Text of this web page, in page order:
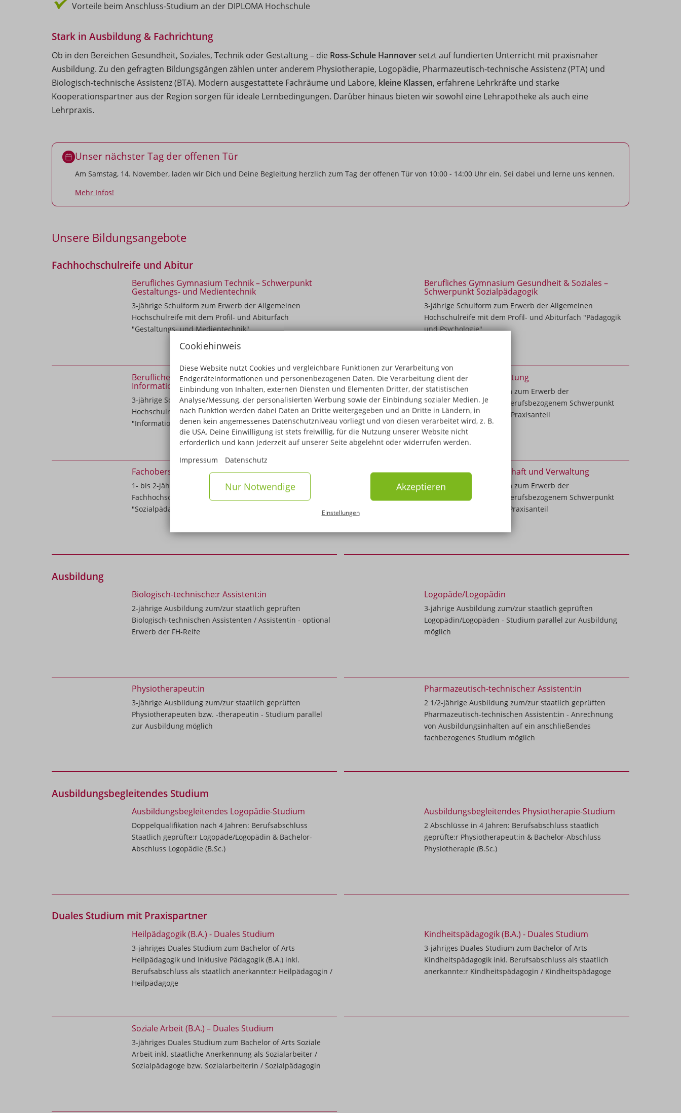
Cookiehinweis
Diese Website nutzt Cookies und vergleichbare Funktionen zur Verarbeitung von
Endgeräteinformationen und personenbezogenen Daten. Die Verarbeitung dient der
Einbindung von Inhalten, externen Diensten und Elementen Dritter, der statistischen
Analyse/Messung, der personalisierten Werbung sowie der Einbindung sozialer Medien. Je
nach Funktion werden dabei Daten an Dritte weitergegeben und an Dritte in Ländern, in
denen kein angemessenes Datenschutzniveau vorliegt und von diesen verarbeitet wird, z. B.
die USA. Deine Einwilligung ist stets freiwillig, für die Nutzung unserer Website nicht
erforderlich und kann jederzeit auf unserer Seite abgelehnt oder widerrufen werden.
Impressum
Datenschutz
Akzeptieren
Nur Notwendige
Einstellungen
Vorteile beim Anschluss-Studium an der DIPLOMA Hochschule
Stark in Ausbildung & Fachrichtung
Ob in den Bereichen Gesundheit, Soziales, Technik oder Gestaltung – die Ross-Schule Hannover setzt auf fundierten Unterricht mit praxisnaher
Ausbildung. Zu den gefragten Bildungsgängen zählen unter anderem Physiotherapie, Logopädie, Pharmazeutisch-technische Assistenz (PTA) und
Biologisch-technische Assistenz (BTA). Modern ausgestattete Fachräume und Labore, kleine Klassen, erfahrene Lehrkräfte und starke
Kooperationspartner aus der Region sorgen für ideale Lernbedingungen. Darüber hinaus bieten wir sowohl eine Lehrapotheke als auch eine
Lehrpraxis.
Unser nächster Tag der offenen Tür
Am Samstag, 14. November, laden wir Dich und Deine Begleitung herzlich zum Tag der offenen Tür von 10:00 - 14:00 Uhr ein. Sei dabei und lerne uns kennen.
Mehr Infos!
Unsere Bildungsangebote
Fachhochschulreife und Abitur
Berufliches Gymnasium Technik – Schwerpunkt
Gestaltungs- und Medientechnik
3-jährige Schulform zum Erwerb der Allgemeinen
Hochschulreife mit dem Profil- und Abiturfach
"Gestaltungs- und Medientechnik"
Berufliches Gymnasium Gesundheit & Soziales –
Schwerpunkt Sozialpädagogik
3-jährige Schulform zum Erwerb der Allgemeinen
Hochschulreife mit dem Profil- und Abiturfach "Pädagogik
und Psychologie"
Berufliches Gymnasium Technik – Schwerpunkt
Informationstechnik
3-jährige Schulform zum Erwerb der Allgemeinen
Hochschulreife mit berufsbezogenem Schwerpunkt
"Informationstechnik"
Fachoberschule Gestaltung
1- bis 2-jährige Schulform zum Erwerb der
Fachhochschulreife mit berufsbezogenem Schwerpunkt
"Gestaltung" und hohem Praxisanteil
Fachoberschule Gesundheit und Soziales
1- bis 2-jährige Schulform zum Erwerb der
Fachhochschulreife mit den Schwerpunktfächern
"Sozialpädagogik" und "Gesundheit/Pflege"
Fachoberschule Wirtschaft und Verwaltung
1- bis 2-jährige Schulform zum Erwerb der
Fachhochschulreife mit berufsbezogenem Schwerpunkt
"Wirtschaft" und hohem Praxisanteil
Ausbildung
Biologisch-technische:r Assistent:in
2-jährige Ausbildung zum/zur staatlich geprüften
Biologisch-technischen Assistenten / Assistentin - optional
Erwerb der FH-Reife
Logopäde/Logopädin
3-jährige Ausbildung zum/zur staatlich geprüften
Logopädin/Logopäden - Studium parallel zur Ausbildung
möglich
Physiotherapeut:in
3-jährige Ausbildung zum/zur staatlich geprüften
Physiotherapeuten bzw. -therapeutin - Studium parallel
zur Ausbildung möglich
Pharmazeutisch-technische:r Assistent:in
2 1/2-jährige Ausbildung zum/zur staatlich geprüften
Pharmazeutisch-technischen Assistent:in - Anrechnung
von Ausbildungsinhalten auf ein anschließendes
fachbezogenes Studium möglich
Ausbildungsbegleitendes Studium
Ausbildungsbegleitendes Logopädie-Studium
Doppelqualifikation nach 4 Jahren: Berufsabschluss
Staatlich geprüfte:r Logopäde/Logopädin & Bachelor-
Abschluss Logopädie (B.Sc.)
Ausbildungsbegleitendes Physiotherapie-Studium
2 Abschlüsse in 4 Jahren: Berufsabschluss staatlich
geprüfte:r Physiotherapeut:in & Bachelor-Abschluss
Physiotherapie (B.Sc.)
Duales Studium mit Praxispartner
Heilpädagogik (B.A.) - Duales Studium
3-jähriges Duales Studium zum Bachelor of Arts
Heilpädagogik und Inklusive Pädagogik (B.A.) inkl.
Berufsabschluss als staatlich anerkannte:r Heilpädagogin /
Heilpädagoge
Kindheitspädagogik (B.A.) - Duales Studium
3-jähriges Duales Studium zum Bachelor of Arts
Kindheitspädagogik inkl. Berufsabschluss als staatlich
anerkannte:r Kindheitspädagogin / Kindheitspädagoge
Soziale Arbeit (B.A.) – Duales Studium
3-jähriges Duales Studium zum Bachelor of Arts Soziale
Arbeit inkl. staatliche Anerkennung als Sozialarbeiter /
Sozialpädagoge bzw. Sozialarbeiterin / Sozialpädagogin